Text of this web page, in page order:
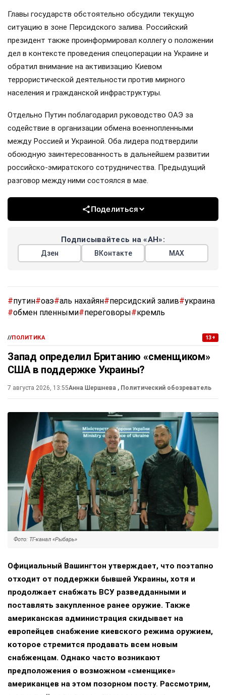
Главы государств обстоятельно обсудили текущую
ситуацию в зоне Персидского залива. Российский
президент также проинформировал коллегу о положении
дел в контексте проведения спецоперации на Украине и
обратил внимание на активизацию Киевом
террористической деятельности против мирного
населения и гражданской инфраструктуры.
Отдельно Путин поблагодарил руководство ОАЭ за
содействие в организации обмена военнопленными
между Россией и Украиной. Оба лидера подтвердили
обоюдную заинтересованность в дальнейшем развитии
российско-эмиратского сотрудничества. Предыдущий
разговор между ними состоялся в мае.
Поделиться
Подписывайтесь на «АН»:
Дзен ВКонтакте МАХ
#путин#оаэ#аль нахайян#персидский залив#украина
#обмен пленными#переговоры#кремль
//ПОЛИТИКА 13+
Запад определил Британию «сменщиком»
США в поддержке Украины?
7 августа 2026, 13:55Анна Шершнева , Политический обозреватель
Фото: ТГ-канал «Рыбарь»
Официальный Вашингтон утверждает, что поэтапно
отходит от поддержки бывшей Украины, хотя и
продолжает снабжать ВСУ разведданными и
поставлять закупленное ранее оружие. Также
американская администрация скидывает на
европейцев снабжение киевского режима оружием,
которое стремится продавать всем новым
снабженцам. Однако часто возникают
предположения о возможном «сменщике»
американцев на этом позорном посту. Рассмотрим,